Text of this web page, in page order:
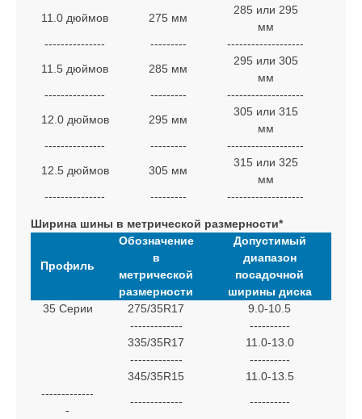
11.0 дюймов
275 мм
285 или 295
мм
---------------
--------- -------------------
11.5 дюймов
285 мм
295 или 305
мм
---------------
--------- -------------------
12.0 дюймов
295 мм
305 или 315
мм
---------------
--------- -------------------
12.5 дюймов
305 мм
315 или 325
мм
---------------
--------- -------------------
Ширина шины в метрической размерности*
Профиль
Обозначение
в
метрической
размерности
Допустимый
диапазон
посадочной
ширины диска
35 Серии
275/35R17
9.0-10.5
-------------
----------
335/35R17
11.0-13.0
-------------
----------
345/35R15
11.0-13.5
-------------
-
-------------
----------